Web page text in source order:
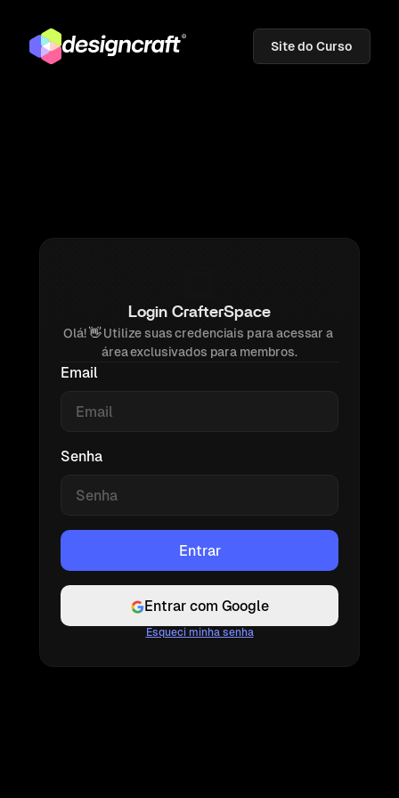
Site do Curso
Login CrafterSpace
Olá! 👋 Utilize suas credenciais para acessar a
área exclusivados para membros.
Email
Senha
Entrar com Google
Esqueci minha senha